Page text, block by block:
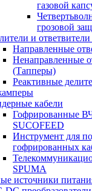
газовой
грозовой
и
Направленные
Ненаправленные
(Тапперы)
Реактивные
кабели
Гофрированные
SUCOFEED
Инструмент для
гофрированных
SPUMA
источники